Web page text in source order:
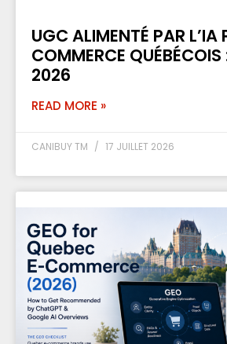
UGC ALIMENTÉ PAR L’IA
COMMERCE QUÉBÉCOIS
2026
READ MORE »
CANIBUY TM 17 JUILLET 2026